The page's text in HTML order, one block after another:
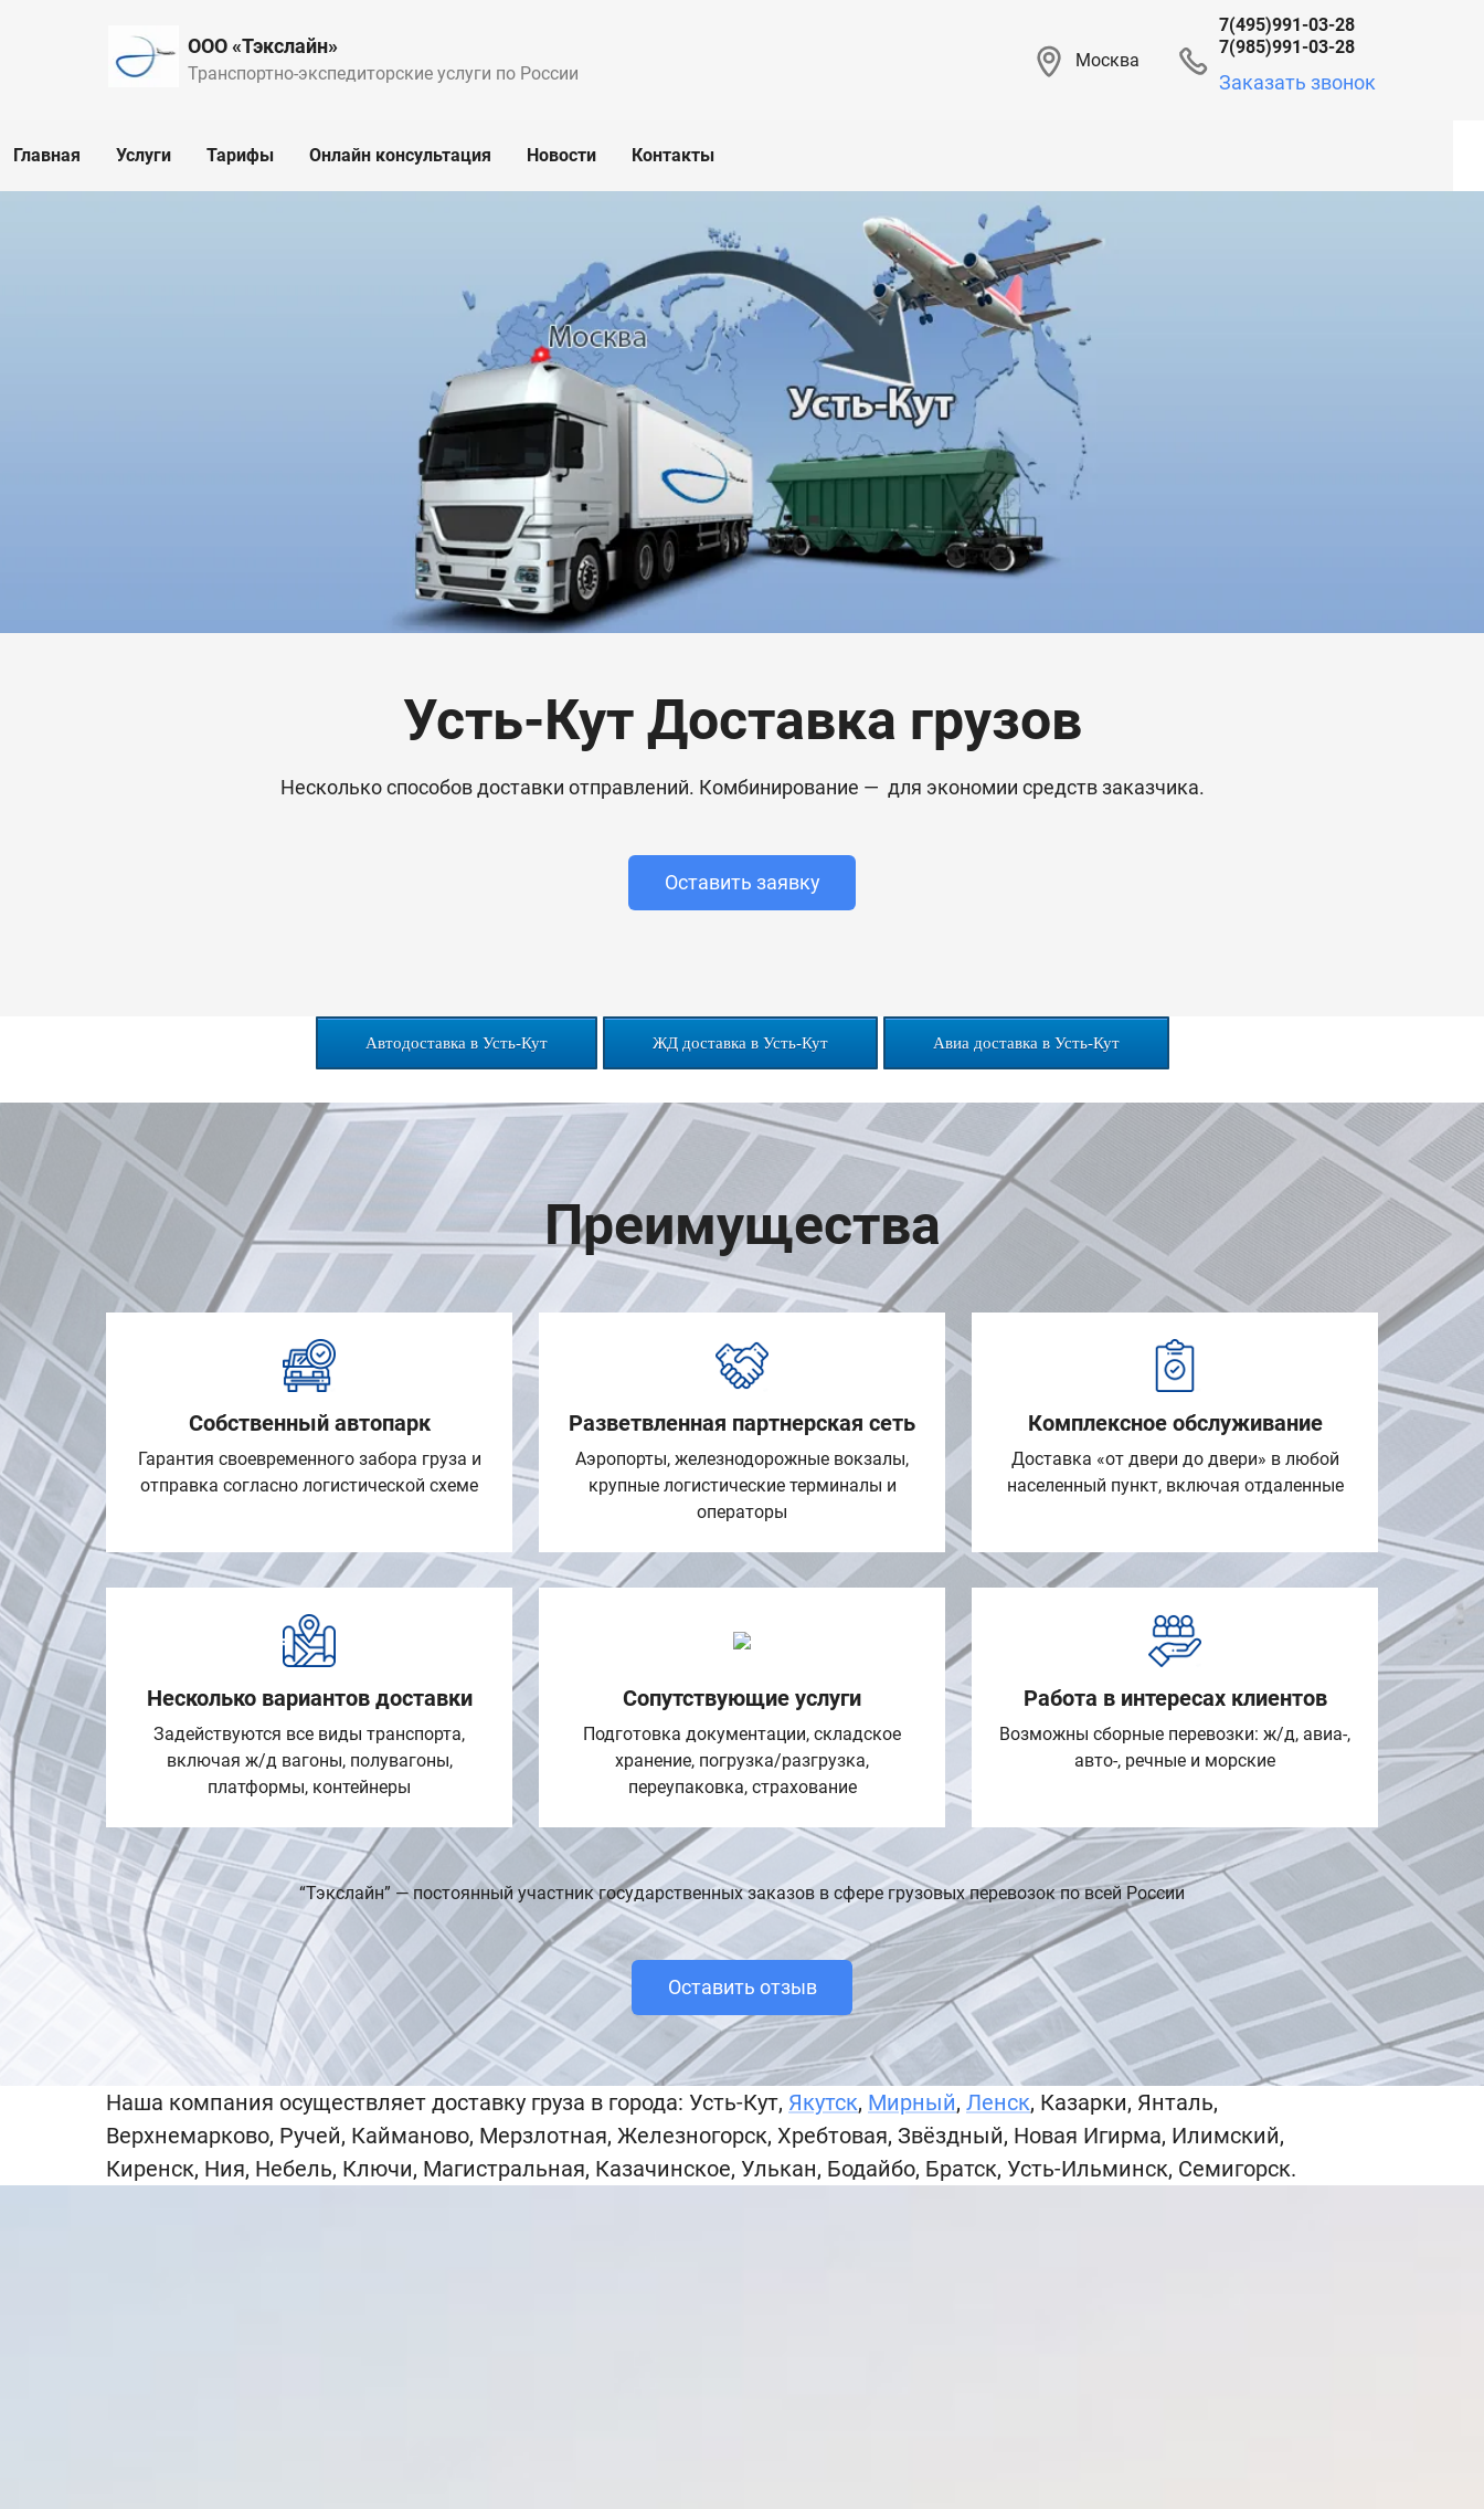
ООО «Тэкслайн»
Транспортно-экспедиторские услуги по России
Москва
7(495)991-03-28
7(985)991-03-28
Заказать звонок
Главная Услуги Тарифы Онлайн консультация Новости Контакты
Усть-Кут Доставка грузов
Несколько способов доставки отправлений. Комбинирование — для экономии средств заказчика.
Оставить заявку
Автодоставка в Усть-Кут ЖД доставка в Усть-Кут Авиа доставка в Усть-Кут
Преимущества
Собственный автопарк
Гарантия своевременного забора груза и
отправка согласно логистической схеме
Разветвленная партнерская сеть
Аэропорты, железнодорожные вокзалы,
крупные логистические терминалы и
операторы
Комплексное обслуживание
Доставка «от двери до двери» в любой
населенный пункт, включая отдаленные
Несколько вариантов доставки
Задействуются все виды транспорта,
включая ж/д вагоны, полувагоны,
платформы, контейнеры
Сопутствующие услуги
Подготовка документации, складское
хранение, погрузка/разгрузка,
переупаковка, страхование
Работа в интересах клиентов
Возможны сборные перевозки: ж/д, авиа-,
авто-, речные и морские
“Тэкслайн” — постоянный участник государственных заказов в сфере грузовых перевозок по всей России
Оставить отзыв
Наша компания осуществляет доставку груза в города: Усть-Кут, Якутск, Мирный, Ленск, Казарки, Янталь,
Верхнемарково, Ручей, Кайманово, Мерзлотная, Железногорск, Хребтовая, Звёздный, Новая Игирма, Илимский,
Киренск, Ния, Небель, Ключи, Магистральная, Казачинское, Улькан, Бодайбо, Братск, Усть-Ильминск, Семигорск.